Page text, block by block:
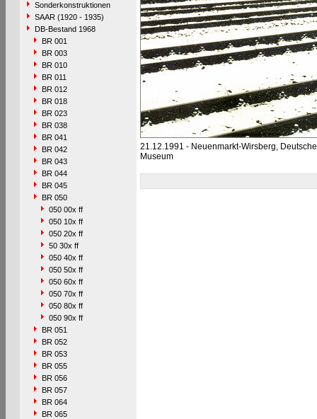
Sonderkonstruktionen
SAAR (1920 - 1935)
DB-Bestand 1968
BR 001
BR 003
BR 010
BR 011
BR 012
BR 018
BR 023
BR 038
BR 041
BR 042
BR 043
BR 044
BR 045
BR 050
050 00x ff
050 10x ff
050 20x ff
50 30x ff
050 40x ff
050 50x ff
050 60x ff
050 70x ff
050 80x ff
050 90x ff
BR 051
BR 052
BR 053
BR 055
BR 056
BR 057
BR 064
BR 065
21.12.1991 - Neuenmarkt-Wirsberg,
Museum